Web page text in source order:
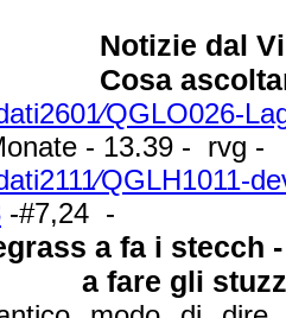
Notizie dal
Cosa
- 13.39 - rvg -
-#7,24 -
a fa i stecch
a fare gli